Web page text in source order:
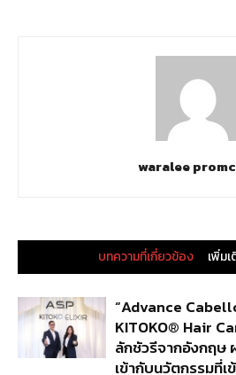
waralee
บทความที่เกี่ยวข้อง เพิ่ม
“Advance
KITOKO® Hair
ลักชัวรีจากอังกฤษ
เข้ากับนวัตกรรมที่เ